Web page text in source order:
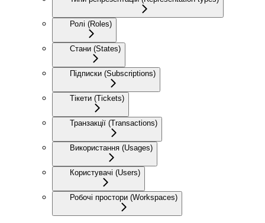
Ролі (Roles)
Стани (States)
Підписки (Subscriptions)
Тікети (Tickets)
Транзакції (Transactions)
Використання (Usages)
Користувачі (Users)
Робочі простори (Workspaces)